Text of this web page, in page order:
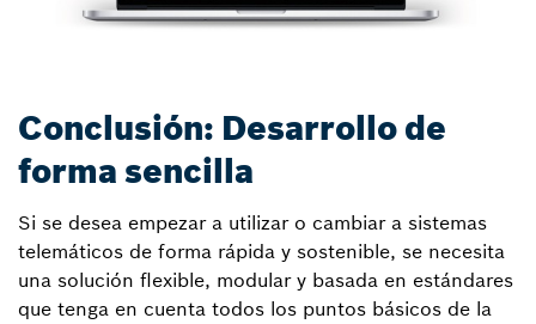
Conclusión: Desarrollo de
forma sencilla
Si se desea empezar a utilizar o cambiar a sistemas
telemáticos de forma rápida y sostenible, se necesita
una solución flexible, modular y basada en estándares
que tenga en cuenta todos los puntos básicos de la